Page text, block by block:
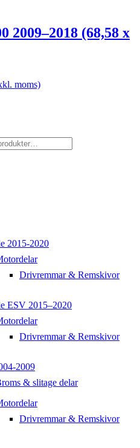
2009–2018 (68,58 x
moms)
2015-2020
Drivremmar & Remskivor
ESV 2015–2020
Drivremmar & Remskivor
2009
& slitage delar
Drivremmar & Remskivor